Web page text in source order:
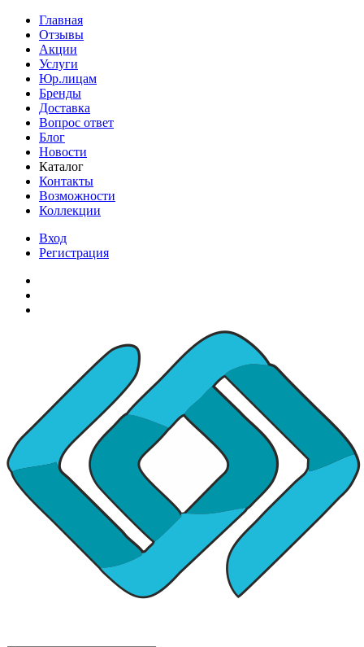
Главная
Отзывы
Акции
Услуги
Юр.лицам
Бренды
Доставка
Вопрос ответ
Блог
Новости
Каталог
Контакты
Возможности
Коллекции
Вход
Регистрация